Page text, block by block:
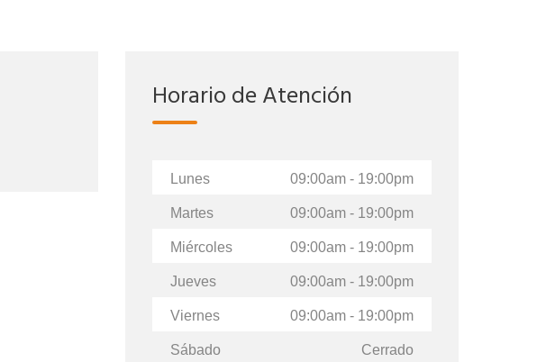
Horario de Atención
Lunes 09:00am - 19:00pm
Martes 09:00am - 19:00pm
Miércoles 09:00am - 19:00pm
Jueves 09:00am - 19:00pm
Viernes 09:00am - 19:00pm
Sábado Cerrado